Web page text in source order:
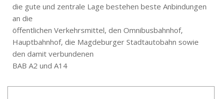
die gute und zentrale Lage bestehen beste Anbindungen
an die
öffentlichen Verkehrsmittel, den Omnibusbahnhof,
Hauptbahnhof, die Magdeburger Stadtautobahn sowie
den damit verbundenen
BAB A2 und A14